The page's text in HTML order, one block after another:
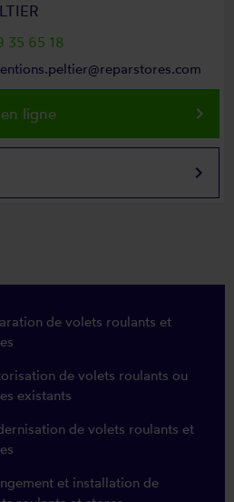
35 65 18
ligne keyboard_arrow_right
keyboard_arrow_right
de volets roulants et
de volets roulants ou
existants
de volets roulants et
et installation de